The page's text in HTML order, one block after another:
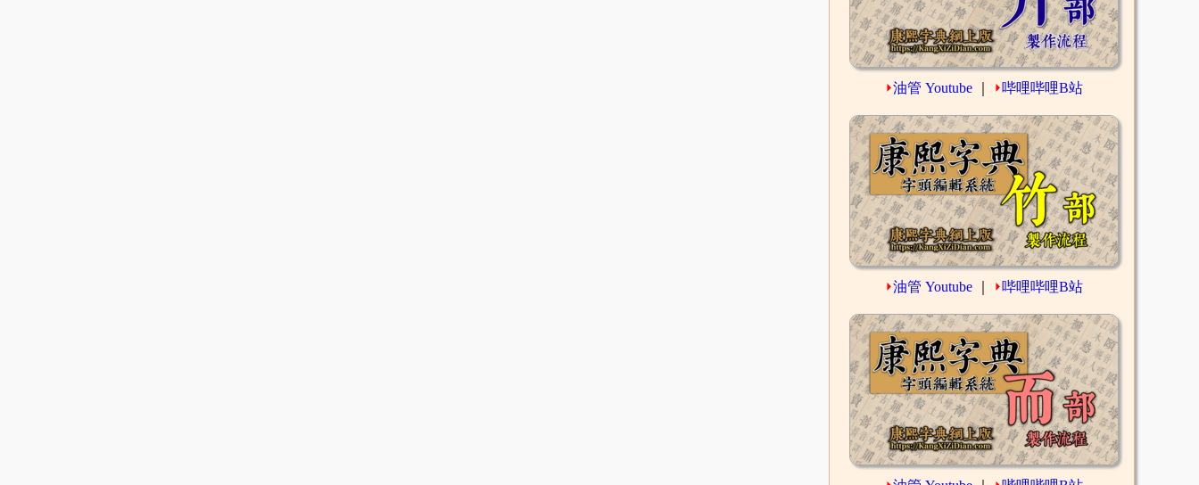
⏵油管 Youtube ⏵哔哩哔哩B站
⏵油管 Youtube ⏵哔哩哔哩B站